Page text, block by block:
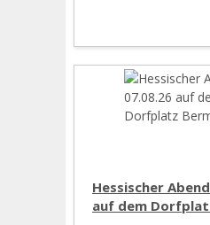
Hessischer
auf dem